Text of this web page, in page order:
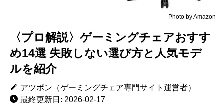
Photo by Amazon
〈プロ解説〉ゲーミングチェアおすす
め14選 失敗しない選び方と人気モデ
ルを紹介
アツポン（ゲーミングチェア専門サイト運営者）
最終更新日: 2026-02-17